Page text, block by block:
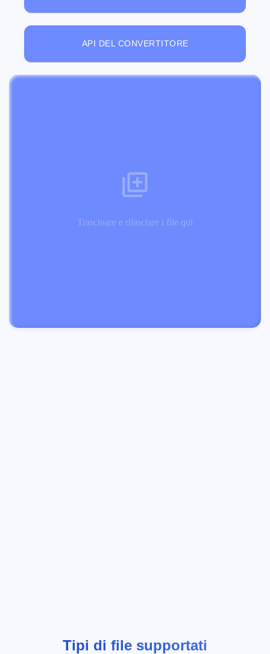
API DEL CONVERTITORE
Trascinare e rilasciare i file qui
Tipi di file supportati